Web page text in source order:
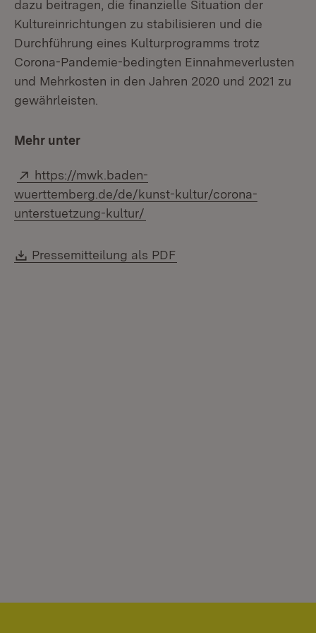
dazu beitragen, die finanzielle Situation der
Kultureinrichtungen zu stabilisieren und die
Durchführung eines Kulturprogramms trotz
Corona-Pandemie-bedingten Einnahmeverlusten
und Mehrkosten in den Jahren 2020 und 2021 zu
gewährleisten.
Mehr unter
Extern:
https://mwk.baden-
wuerttemberg.de/de/kunst-kultur/corona-
unterstuetzung-kultur/
Download:
Pressemitteilung als PDF